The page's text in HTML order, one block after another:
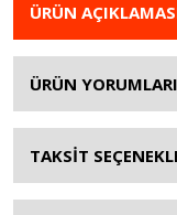
ÜRÜN
ÜRÜN YORUMLARI
TAKSİT